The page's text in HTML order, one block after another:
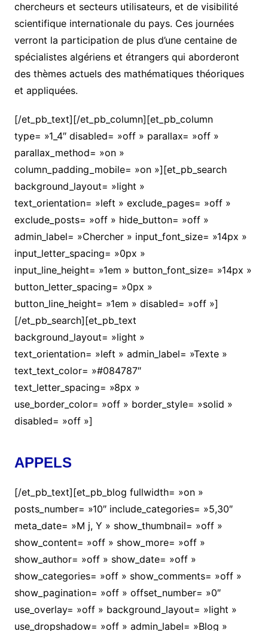
chercheurs et secteurs utilisateurs, et de visibilité
scientifique internationale du pays. Ces journées
verront la participation de plus d’une centaine de
spécialistes algériens et étrangers qui aborderont
des thèmes actuels des mathématiques théoriques
et appliquées.
[/et_pb_text][/et_pb_column][et_pb_column
type= »1_4″ disabled= »off » parallax= »off »
parallax_method= »on »
column_padding_mobile= »on »][et_pb_search
background_layout= »light »
text_orientation= »left » exclude_pages= »off »
exclude_posts= »off » hide_button= »off »
admin_label= »Chercher » input_font_size= »14px »
input_letter_spacing= »0px »
input_line_height= »1em » button_font_size= »14px »
button_letter_spacing= »0px »
button_line_height= »1em » disabled= »off »]
[/et_pb_search][et_pb_text
background_layout= »light »
text_orientation= »left » admin_label= »Texte »
text_text_color= »#084787″
text_letter_spacing= »8px »
use_border_color= »off » border_style= »solid »
disabled= »off »]
APPELS
[/et_pb_text][et_pb_blog fullwidth= »on »
posts_number= »10″ include_categories= »5,30″
meta_date= »M j, Y » show_thumbnail= »off »
show_content= »off » show_more= »off »
show_author= »off » show_date= »off »
show_categories= »off » show_comments= »off »
show_pagination= »off » offset_number= »0″
use_overlay= »off » background_layout= »light »
use_dropshadow= »off » admin_label= »Blog »